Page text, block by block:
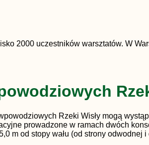
2000 uczestników warsztatów. W
Rzeki Wisły mogą
prowadzone w ramach dwóch
m od stopy wału (od strony